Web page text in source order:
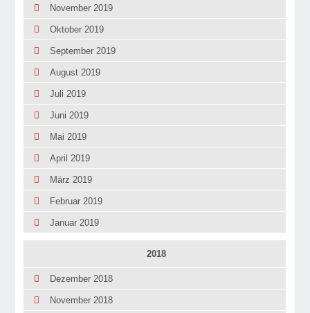
November 2019
Oktober 2019
September 2019
August 2019
Juli 2019
Juni 2019
Mai 2019
April 2019
März 2019
Februar 2019
Januar 2019
2018
Dezember 2018
November 2018